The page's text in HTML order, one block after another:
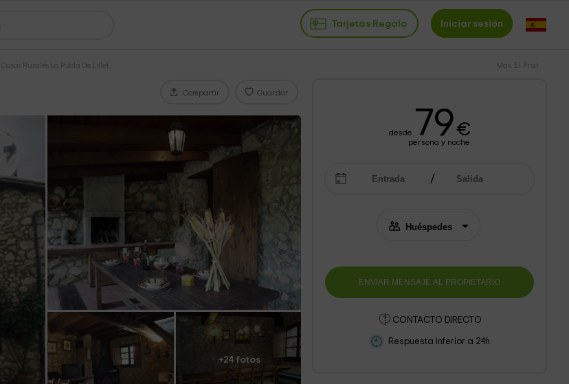
Tarjetas Regalo Iniciar sesión
Casas Rurales La Pobla De Lillet Mas El Prat
Compartir Guardar
+24 fotos
desde 79€
persona y noche
CONTACTO DIRECTO
Respuesta inferior a 24h